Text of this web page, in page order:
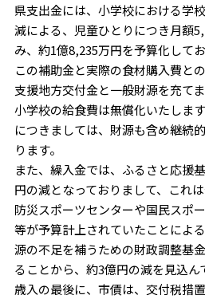
県支出金には、小学校における学
減による、児童ひとりにつき月額
み、約1億8,235万円を予算化してお
この補助金と実際の食材購入費と
支援地方交付金と一般財源を充て
小学校の給食費は無償化いたしま
につきましては、財源も含め継続
ります。
また、繰入金では、ふるさと応援
円の減となっておりまして、これ
防災スポーツセンターや国民スポ
等が予算計上されていたことによ
源の不足を補うための財政調整基
ることから、約3億円の減を見込ん
歳入の最後に、市債は、交付税措